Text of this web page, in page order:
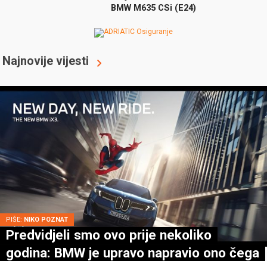
BMW M635 CSi (E24)
Najnovije vijesti
PIŠE: NIKO POZNAT
Predvidjeli smo ovo prije nekoliko
godina: BMW je upravo napravio ono čega